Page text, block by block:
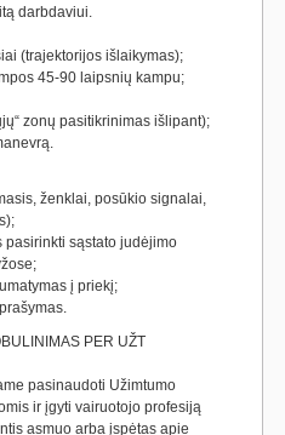
darbdaviui.
(trajektorijos išlaikymas);
45-90 laipsnių kampu;
zonų pasitikrinimas išlipant);
ženklai, posūkio signalai,
pasirinkti sąstato judėjimo
į priekį;
PER UŽT
pasinaudoti Užimtumo
ir įgyti vairuotojo profesiją
asmuo arba įspėtas apie